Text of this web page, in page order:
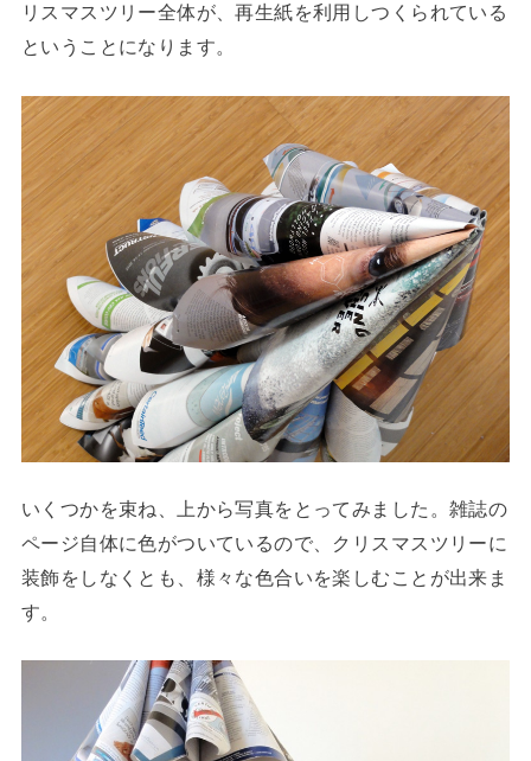
リスマスツリー全体が、再生紙を利用しつくられている
ということになります。
いくつかを束ね、上から写真をとってみました。雑誌の
ページ自体に色がついているので、クリスマスツリーに
装飾をしなくとも、様々な色合いを楽しむことが出来ま
す。